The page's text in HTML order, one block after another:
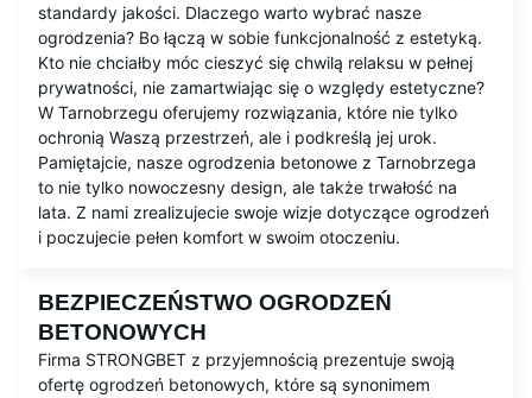
standardy jakości. Dlaczego warto wybrać nasze
ogrodzenia? Bo łączą w sobie funkcjonalność z estetyką.
Kto nie chciałby móc cieszyć się chwilą relaksu w pełnej
prywatności, nie zamartwiając się o względy estetyczne?
W Tarnobrzegu oferujemy rozwiązania, które nie tylko
ochronią Waszą przestrzeń, ale i podkreślą jej urok.
Pamiętajcie, nasze ogrodzenia betonowe z Tarnobrzega
to nie tylko nowoczesny design, ale także trwałość na
lata. Z nami zrealizujecie swoje wizje dotyczące ogrodzeń
i poczujecie pełen komfort w swoim otoczeniu.
BEZPIECZEŃSTWO OGRODZEŃ
BETONOWYCH
Firma STRONGBET z przyjemnością prezentuje swoją
ofertę ogrodzeń betonowych, które są synonimem